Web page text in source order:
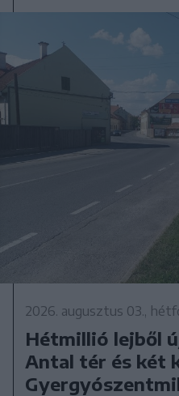
2026. augusztus 03.,
Hétmillió lejből
Antal tér és két